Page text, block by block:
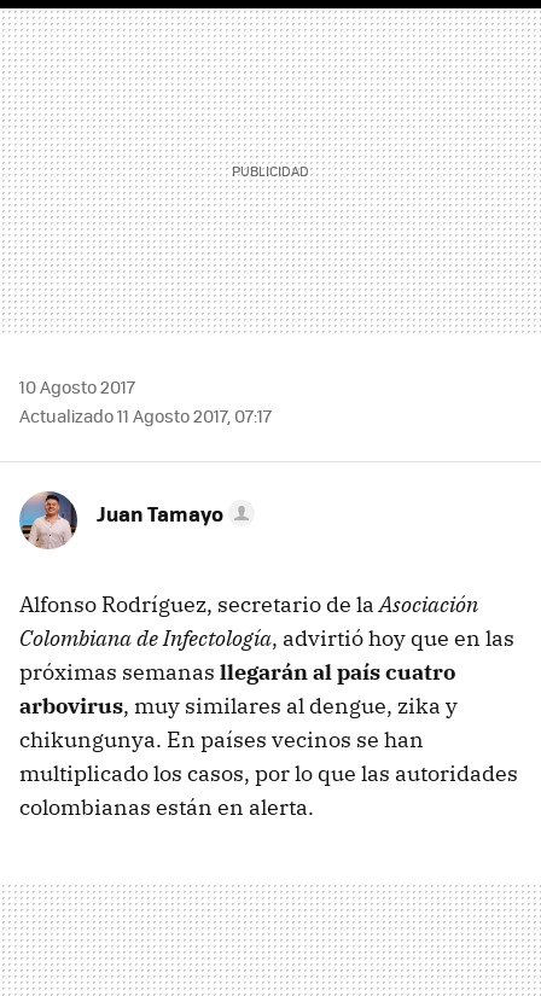
MAIL
10 Agosto 2017
Actualizado 11 Agosto 2017, 07:17
Juan Tamayo
Alfonso Rodríguez, secretario de laAsociación
Colombiana de Infectología, advirtió hoy que en las
próximas semanas llegarán al país cuatro
arbovirus, muy similares al dengue, zika y
chikungunya. En países vecinos se han
multiplicado los casos, por lo que las autoridades
colombianas están en alerta.